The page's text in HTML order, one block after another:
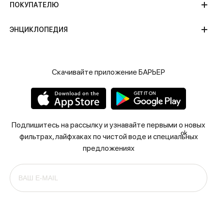
ПОКУПАТЕЛЮ
ЭНЦИКЛОПЕДИЯ
Скачивайте приложение БАРЬЕР
Подпишитесь на рассылку и узнавайте первыми о новых
фильтрах, лайфхаках по чистой воде и специальных
предложениях
ok